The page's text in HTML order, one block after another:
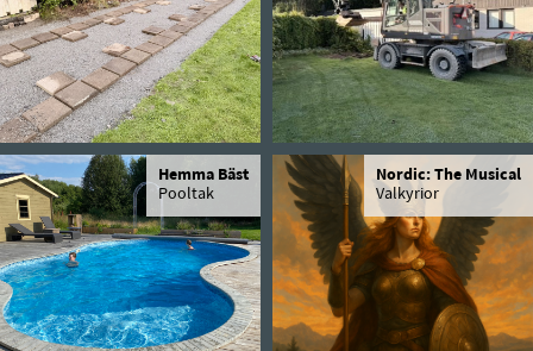
Hemma Bäst
Pooltak
Nordic: The Musical
Valkyrior